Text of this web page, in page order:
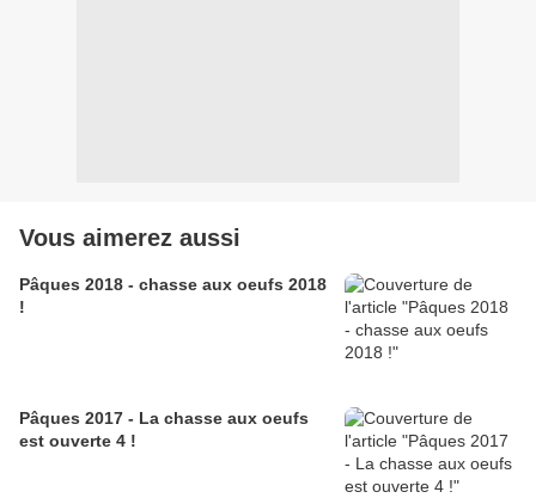
Vous aimerez aussi
Pâques 2018 - chasse aux oeufs 2018
!
Pâques 2017 - La chasse aux oeufs
est ouverte 4 !